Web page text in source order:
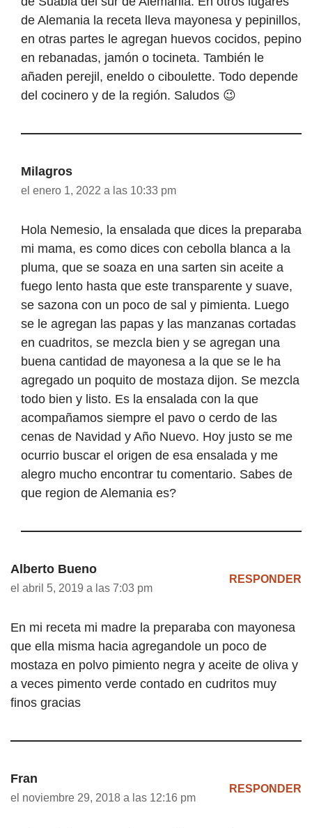
de Alemania la receta lleva mayonesa y pepinillos,
en otras partes le agregan huevos cocidos, pepino
en rebanadas, jamón o tocineta. También le
añaden perejil, eneldo o ciboulette. Todo depende
del cocinero y de la región. Saludos 😉
Milagros
el enero 1, 2022 a las 10:33 pm
Hola Nemesio, la ensalada que dices la preparaba
mi mama, es como dices con cebolla blanca a la
pluma, que se soaza en una sarten sin aceite a
fuego lento hasta que este transparente y suave,
se sazona con un poco de sal y pimienta. Luego
se le agregan las papas y las manzanas cortadas
en cuadritos, se mezcla bien y se agregan una
buena cantidad de mayonesa a la que se le ha
agregado un poquito de mostaza dijon. Se mezcla
todo bien y listo. Es la ensalada con la que
acompañamos siempre el pavo o cerdo de las
cenas de Navidad y Año Nuevo. Hoy justo se me
ocurrio buscar el origen de esa ensalada y me
alegro mucho encontrar tu comentario. Sabes de
que region de Alemania es?
Alberto Bueno
el abril 5, 2019 a las 7:03 pm
RESPONDER
En mi receta mi madre la preparaba con mayonesa
que ella misma hacia agregandole un poco de
mostaza en polvo pimiento negra y aceite de oliva y
a veces pimento verde contado en cudritos muy
finos gracias
Fran
el noviembre 29, 2018 a las 12:16 pm
RESPONDER